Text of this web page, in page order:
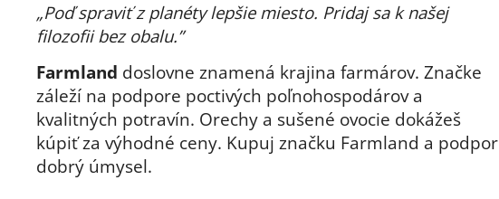
„Poď spraviť z planéty lepšie miesto. Pridaj sa k našej
filozofii bez obalu.”
Farmland doslovne znamená krajina farmárov. Značke
záleží na podpore poctivých poľnohospodárov a
kvalitných potravín. Orechy a sušené ovocie dokážeš
kúpiť za výhodné ceny. Kupuj značku Farmland a podpor
dobrý úmysel.